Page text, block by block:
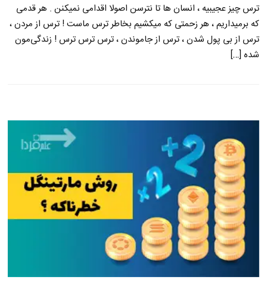
ترس چیز عجیبیه ، انسان ها تا نترسن اصولا اقدامی نمیکنن . هر قدمی
که برمیداریم ، هر زحمتی که میکشیم بخاطر ترس ماست ! ترس از مردن ،
ترس از بی پول شدن ، ترس از جاموندن ، ترس ترس ترس ! زندگی‌مون
شده […]